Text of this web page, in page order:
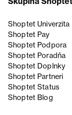
Shoptet Univerzita
Shoptet Pay
Shoptet Podpora
Shoptet Poradňa
Shoptet Doplnky
Shoptet Partneri
Shoptet Status
Shoptet Blog